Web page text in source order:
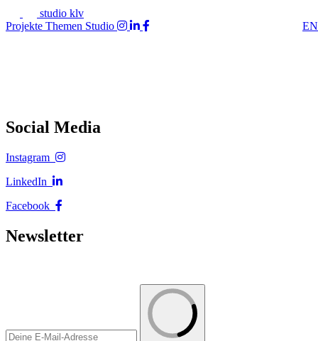
studio klv
Projekte Themen Studio EN
Social Media
Instagram
LinkedIn
Facebook
Newsletter